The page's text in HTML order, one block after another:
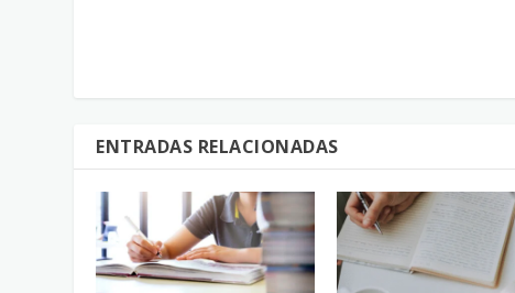
ENTRADAS RELACIONADAS